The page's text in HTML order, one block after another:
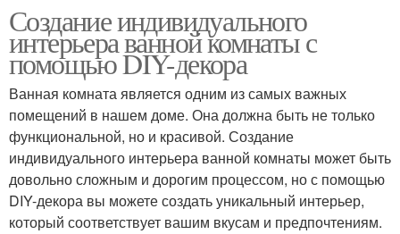
Создание индивидуального
интерьера ванной комнаты с
помощью DIY-декора
Ванная комната является одним из самых важных
помещений в нашем доме. Она должна быть не только
функциональной, но и красивой. Создание
индивидуального интерьера ванной комнаты может быть
довольно сложным и дорогим процессом, но с помощью
DIY-декора вы можете создать уникальный интерьер,
который соответствует вашим вкусам и предпочтениям.